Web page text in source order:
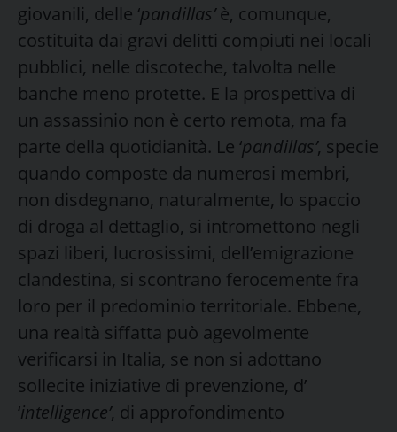
giovanili, delle ‘pandillas’è, comunque,
costituita dai gravi delitti compiuti nei locali
pubblici, nelle discoteche, talvolta nelle
banche meno protette. E la prospettiva di
un assassinio non è certo remota, ma fa
parte della quotidianità. Le ‘pandillas’, specie
quando composte da numerosi membri,
non disdegnano, naturalmente, lo spaccio
di droga al dettaglio, si intromettono negli
spazi liberi, lucrosissimi, dell’emigrazione
clandestina, si scontrano ferocemente fra
loro per il predominio territoriale. Ebbene,
una realtà siffatta può agevolmente
verificarsi in Italia, se non si adottano
sollecite iniziative di prevenzione, d’
‘intelligence’, di approfondimento